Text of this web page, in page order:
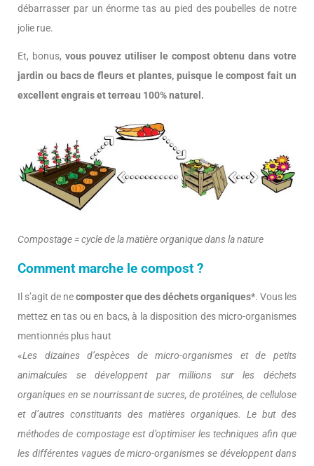
débarrasser par un énorme tas au pied des poubelles de notre
jolie rue.
Et, bonus, vous pouvez utiliser le compost obtenu dans votre
jardin ou bacs de fleurs et plantes, puisque le compost fait un
excellent engrais et terreau 100% naturel.
Compostage = cycle de la matière organique dans la nature
Comment marche le compost ?
Il s’agit de necomposter que des déchets organiques*. Vous les
mettez en tas ou en bacs, à la disposition des micro-organismes
mentionnés plus haut
«Les dizaines d’espèces de micro-organismes et de petits
animalcules se développent par millions sur les déchets
organiques en se nourrissant de sucres, de protéines, de cellulose
et d’autres constituants des matières organiques. Le but des
méthodes de compostage est d’optimiser les techniques afin que
les différentes vagues de micro-organismes se développent dans